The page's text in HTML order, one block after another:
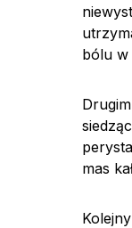
bólu w
mas